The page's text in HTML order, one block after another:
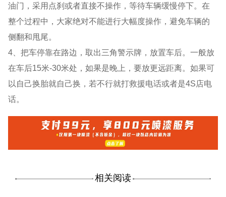
油门，采用点刹或者直接不操作，等待车辆缓慢停下。在
整个过程中，大家绝对不能进行大幅度操作，避免车辆的
侧翻和甩尾。
4、把车停靠在路边，取出三角警示牌，放置车后。一般放
在车后15米-30米处，如果是晚上，要放更远距离。如果可
以自己换胎就自己换，若不行就打救援电话或者是4S店电
话。
相关阅读